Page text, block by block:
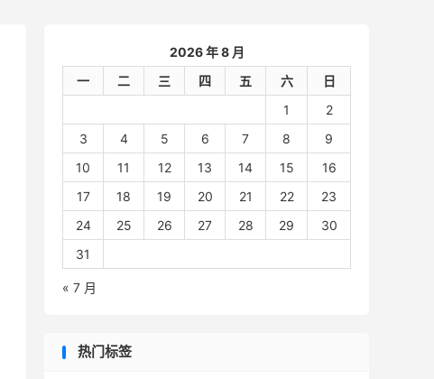
2026 年 8 月
一
二 三 四 五 六
日
1
2
3
4 5 6 7 8
9
10
11 12 13 14 15
16
17
18 19 20 21 22
23
24
25 26 27 28 29
30
31
« 7 月
热门标签